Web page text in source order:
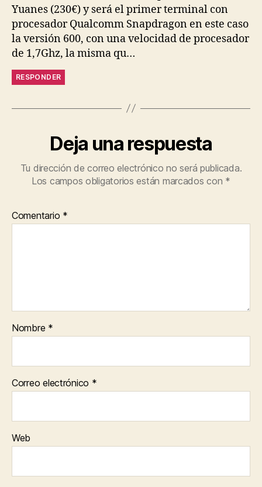
Yuanes (230€) y será el primer terminal con
procesador Qualcomm Snapdragon en este caso
la versión 600, con una velocidad de procesador
de 1,7Ghz, la misma qu…
RESPONDER
Deja una respuesta
Tu dirección de correo electrónico no será publicada.
Los campos obligatorios están marcados con *
Comentario *
Nombre *
Correo electrónico *
Web